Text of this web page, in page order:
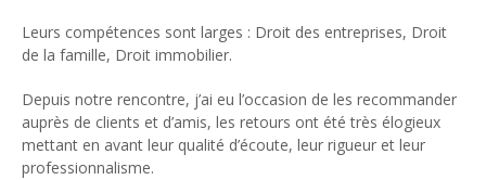
Leurs compétences sont larges : Droit des entreprises, Droit
de la famille, Droit immobilier.
Depuis notre rencontre, j’ai eu l’occasion de les recommander
auprès de clients et d’amis, les retours ont été très élogieux
mettant en avant leur qualité d’écoute, leur rigueur et leur
professionnalisme.